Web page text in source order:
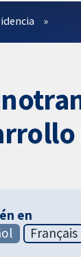
en
Français